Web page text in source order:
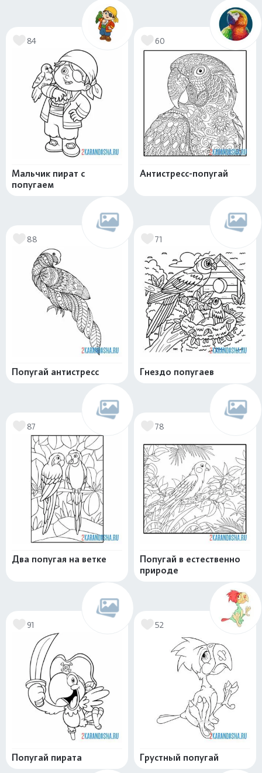
84
Мальчик пират с
попугаем
60
Антистресс-попугай
88
Попугай антистресс
71
Гнездо попугаев
87
Два попугая на ветке
78
Попугай в естественно
природе
91
Попугай пирата
52
Грустный попугай